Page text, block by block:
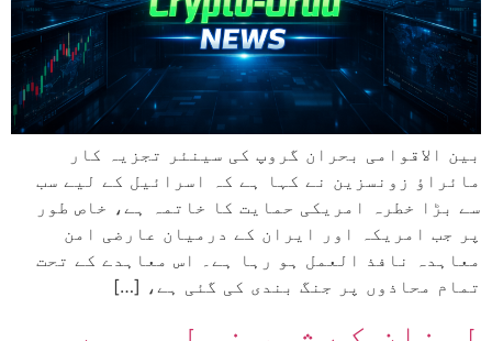
بین الاقوامی بحران گروپ کی سینئر تجزیہ کار
مائراؤ زونسزین نے کہا ہے کہ اسرائیل کے لیے سب
سے بڑا خطرہ امریکی حمایت کا خاتمہ ہے، خاص طور
پر جب امریکہ اور ایران کے درمیان عارضی امن
معاہدہ نافذ العمل ہو رہا ہے۔ اس معاہدے کے تحت
تمام محاذوں پر جنگ بندی کی گئی ہے، […]